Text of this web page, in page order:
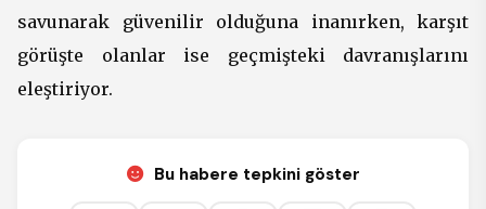
savunarak güvenilir olduğuna inanırken, karşıt
görüşte olanlar ise geçmişteki davranışlarını
eleştiriyor.
Bu habere tepkini göster